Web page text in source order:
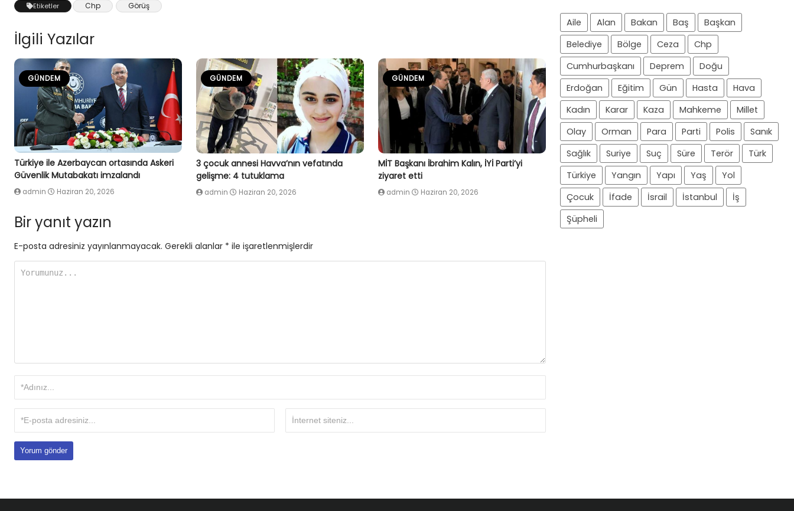
Etiketler Chp Görüş
İlgili Yazılar
GÜNDEM
Türkiye ile Azerbaycan ortasında Askeri
Güvenlik Mutabakatı imzalandı
admin Haziran 20, 2026
GÜNDEM
3 çocuk annesi Havva’nın vefatında
gelişme: 4 tutuklama
admin Haziran 20, 2026
GÜNDEM
MİT Başkanı İbrahim Kalın, İYİ Parti’yi
ziyaret etti
admin Haziran 20, 2026
Bir yanıt yazın
E-posta adresiniz yayınlanmayacak. Gerekli alanlar * ile işaretlenmişlerdir
Aile Alan Bakan Baş
Başkan
Belediye
Bölge Ceza
Chp
Cumhurbaşkanı
Deprem
Doğu
Erdoğan
Eğitim Gün Hasta
Hava
Kadın
Karar Kaza Mahkeme
Millet
Olay
Orman Para Parti Polis
Sanık
Sağlık
Suriye Suç Süre Terör
Türk
Türkiye
Yangın Yapı Yaş
Yol
Çocuk
İfade İsrail İstanbul
İş
Şüpheli